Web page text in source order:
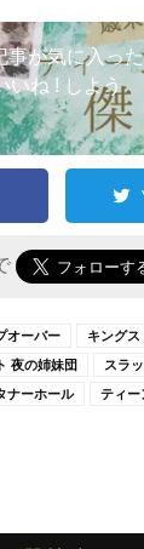
事が気に入っ
いね ! しよう
オーバー
キング
夜の姉妹団
スラ
ナーホール
ティー